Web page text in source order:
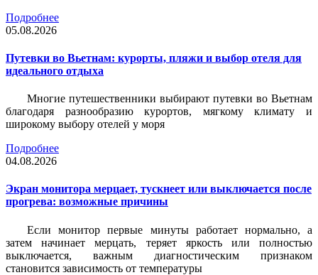
Подробнее
05.08.2026
Путевки во Вьетнам: курорты, пляжи и выбор отеля для
идеального отдыха
Многие путешественники выбирают путевки во Вьетнам
благодаря разнообразию курортов, мягкому климату и
широкому выбору отелей у моря
Подробнее
04.08.2026
Экран монитора мерцает, тускнеет или выключается после
прогрева: возможные причины
Если монитор первые минуты работает нормально, а
затем начинает мерцать, теряет яркость или полностью
выключается, важным диагностическим признаком
становится зависимость от температуры